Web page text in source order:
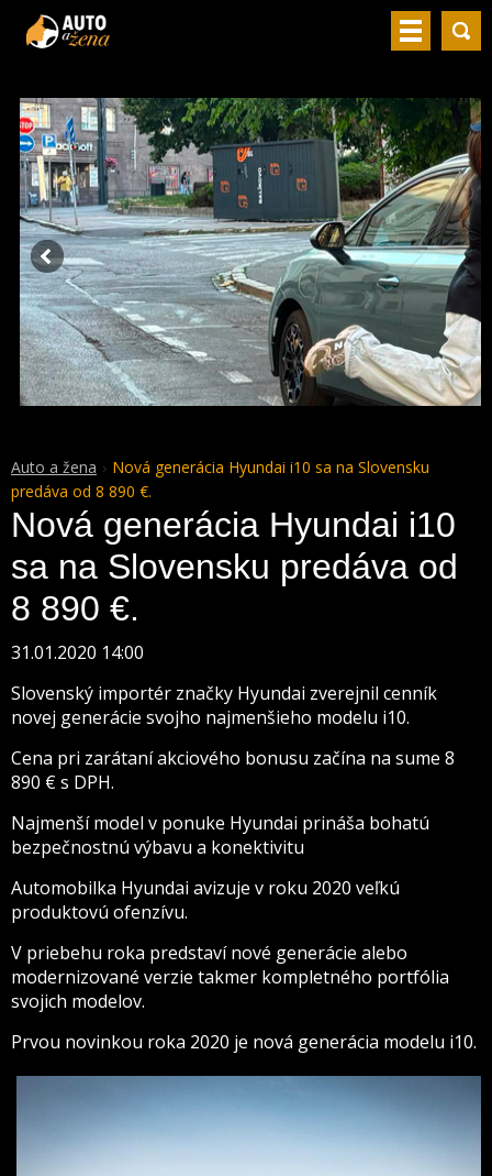
Auto a žena
Nová generácia Hyundai i10 sa na Slovensku
predáva od 8 890 €.
Nová generácia Hyundai i10
sa na Slovensku predáva od
8 890 €.
31.01.2020 14:00
Slovenský importér značky Hyundai zverejnil cenník
novej generácie svojho najmenšieho modelu i10.
Cena pri zarátaní akciového bonusu začína na sume 8
890 € s DPH.
Najmenší model v ponuke Hyundai prináša bohatú
bezpečnostnú výbavu a konektivitu
Automobilka Hyundai avizuje v roku 2020 veľkú
produktovú ofenzívu.
V priebehu roka predstaví nové generácie alebo
modernizované verzie takmer kompletného portfólia
svojich modelov.
Prvou novinkou roka 2020 je nová generácia modelu i10.